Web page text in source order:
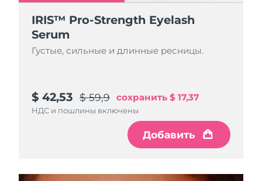
IRIS™ Pro-Strength Eyelash
Serum
Густые, сильные и длинные ресницы.
$ 42,53 $ 59,9 сохранить $ 17,37
НДС и пошлины включены
Добавить